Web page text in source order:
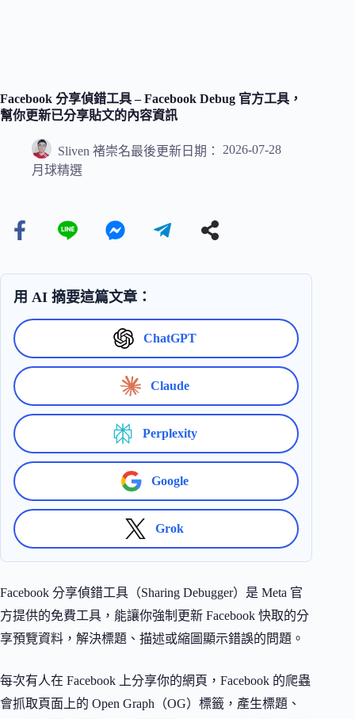
Facebook 分享偵錯工具 – Facebook Debug 官方工具，
幫你更新已分享貼文的內容資訊
Sliven 褚崇名最後更新日期：
2026-07-28
月球精選
用 AI 摘要這篇文章：
ChatGPT
Claude
Perplexity
Google
Grok
Facebook 分享偵錯工具（Sharing Debugger）是 Meta 官
方提供的免費工具，能讓你強制更新 Facebook 快取的分
享預覽資料，解決標題、描述或縮圖顯示錯誤的問題。
每次有人在 Facebook 上分享你的網頁，Facebook 的爬蟲
會抓取頁面上的 Open Graph（OG）標籤，產生標題、